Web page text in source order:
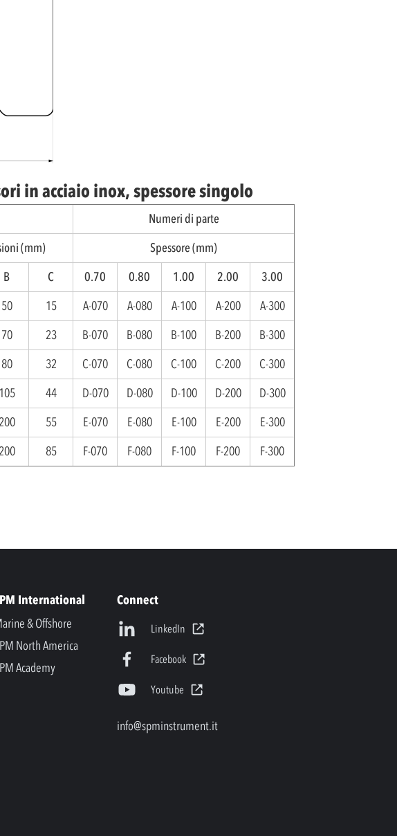
in acciaio inox, spessore singolo
Numeri di parte
(mm)
Spessore (mm)
B C 0.70 0.80 1.00 2.00
3.00
50 15 A-070 A-080 A-100 A-200
A-300
70 23 B-070 B-080 B-100 B-200
B-300
80 32 C-070 C-080 C-100 C-200
C-300
105 44 D-070 D-080 D-100 D-200
D-300
200 55 E-070 E-080 E-100 E-200
E-300
200 85 F-070 F-080 F-100 F-200 F-300
International
& Offshore
North America
Academy
Connect
LinkedIn
Facebook
Youtube
info@spminstrument.it